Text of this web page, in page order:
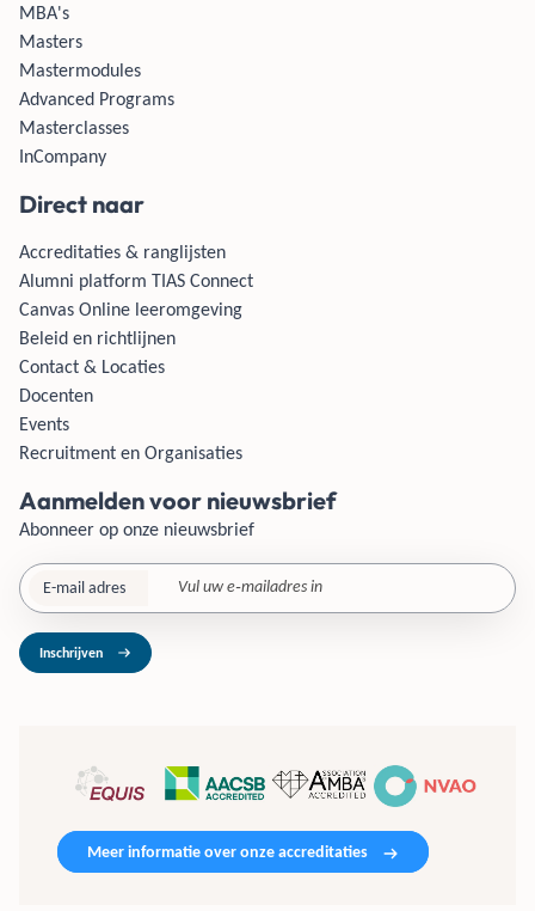
MBA's
Masters
Mastermodules
Advanced Programs
Masterclasses
InCompany
Direct naar
Accreditaties & ranglijsten
Alumni platform TIAS Connect
Canvas Online leeromgeving
Beleid en richtlijnen
Contact & Locaties
Docenten
Events
Recruitment en Organisaties
Aanmelden voor nieuwsbrief
Abonneer op onze nieuwsbrief
E-mail adres
Inschrijven
Meer informatie over onze accreditaties